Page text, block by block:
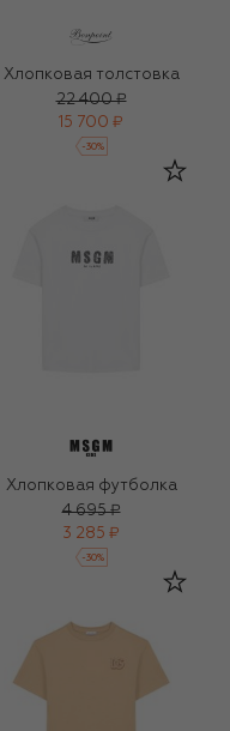
Хлопковая толстовка
22 400 ₽
15 700 ₽
-30%
Хлопковая футболка
4 695 ₽
3 285 ₽
-30%